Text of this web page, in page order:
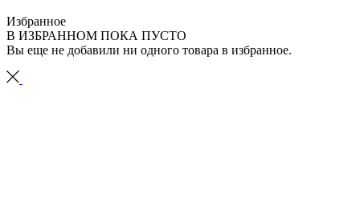
Избранное
В ИЗБРАННОМ ПОКА ПУСТО
Вы еще не добавили ни одного товара в избранное.